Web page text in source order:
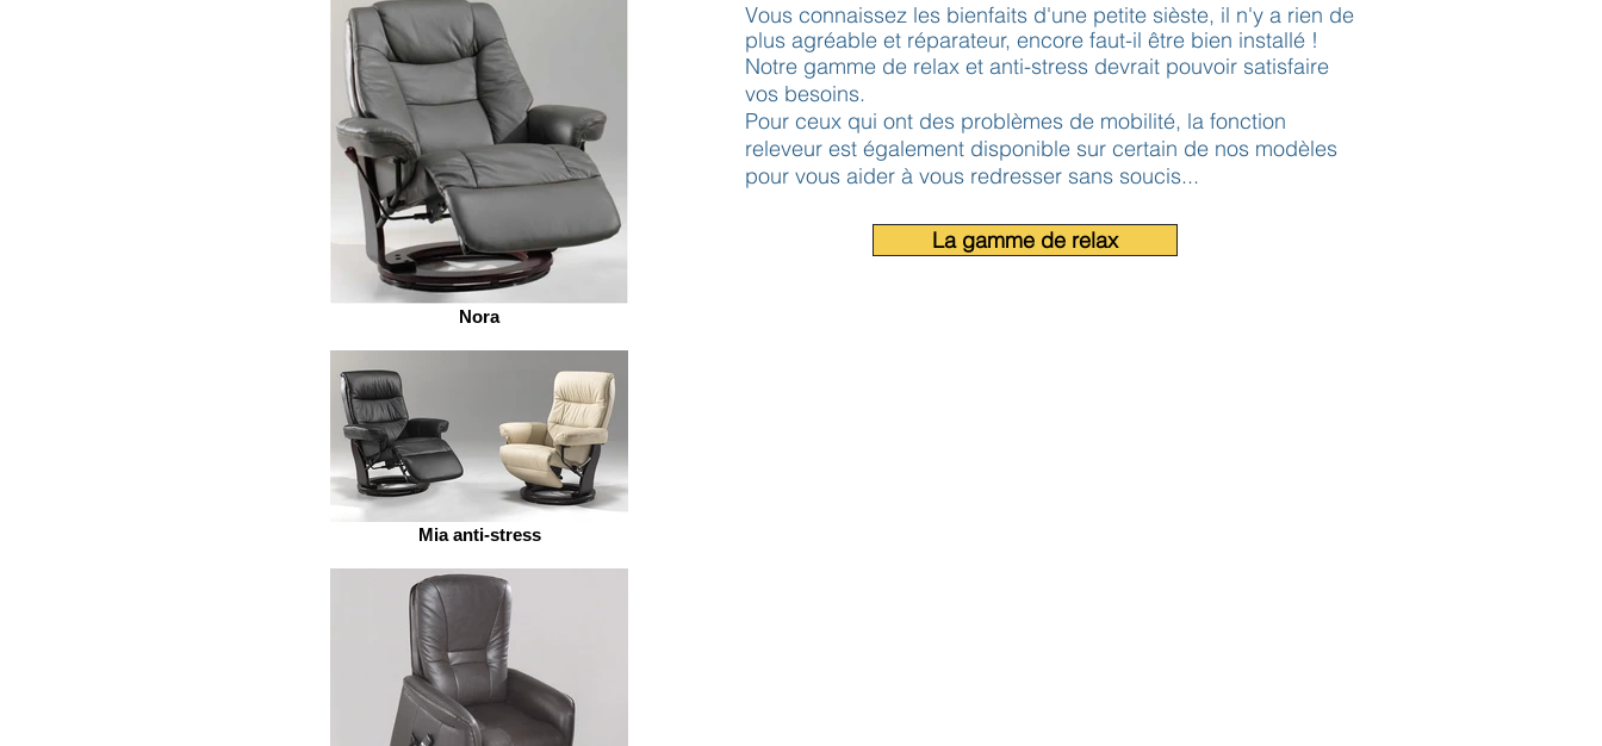
Nora
Mia anti-stress
Vous connaissez les bienfaits d'une petite sièste, il n'y a rien de
plus agréable et réparateur, encore faut-il être bien installé !
Notre gamme de relax et anti-stress devrait pouvoir satisfaire
vos besoins.
Pour ceux qui ont des problèmes de mobilité, la fonction
releveur est également disponible sur certain de nos modèles
pour vous aider à vous redresser sans soucis...
La gamme de relax